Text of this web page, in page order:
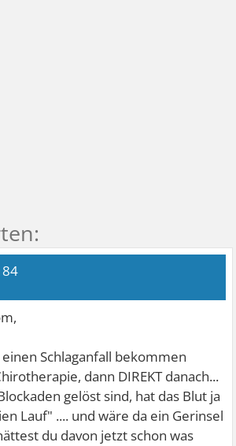
84
Schlaganfall bekommen
dann DIREKT danach...
gelöst sind, hat das Blut ja
Lauf" .... und wäre da ein Gerinsel
du davon jetzt schon was